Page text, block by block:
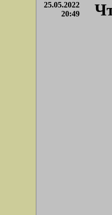
25.05.2022
20:49